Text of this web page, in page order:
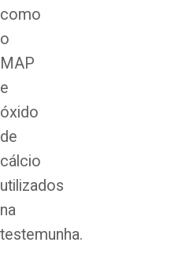
como
o
MAP
e
óxido
de
cálcio
utilizados
na
testemunha.